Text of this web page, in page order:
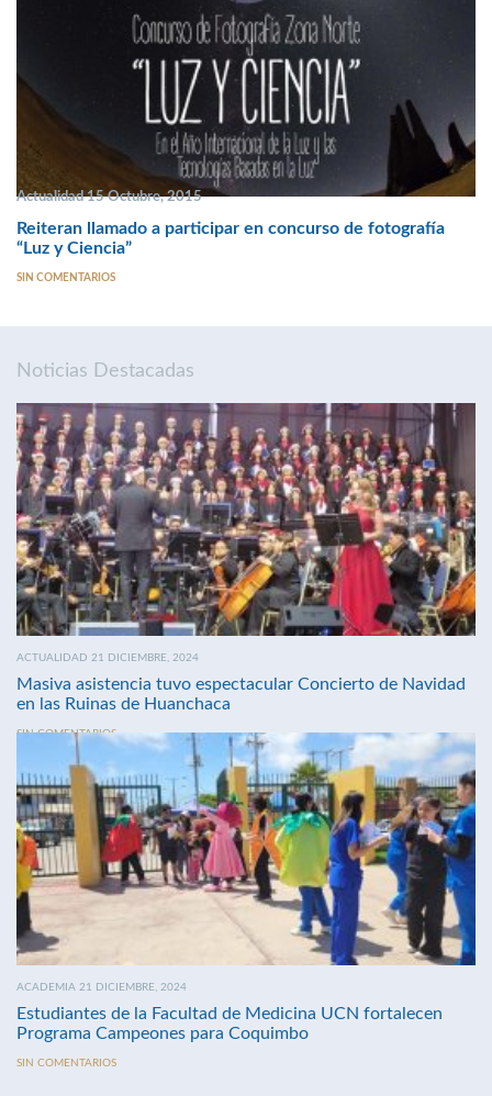
Actualidad 15 Octubre, 2015
Reiteran llamado a participar en concurso de fotografía
“Luz y Ciencia”
SIN COMENTARIOS
Noticias Destacadas
ACTUALIDAD 21 DICIEMBRE, 2024
Masiva asistencia tuvo espectacular Concierto de Navidad
en las Ruinas de Huanchaca
SIN COMENTARIOS
ACADEMIA 21 DICIEMBRE, 2024
Estudiantes de la Facultad de Medicina UCN fortalecen
Programa Campeones para Coquimbo
SIN COMENTARIOS